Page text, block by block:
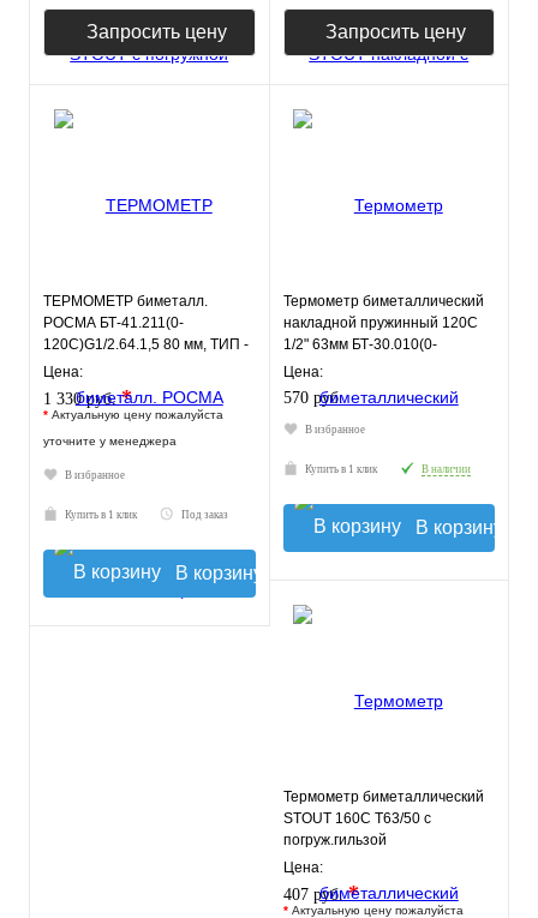
Запросить цену Запросить цену
ТЕРМОМЕТР биметалл.
РОСМА БТ-41.211(0-
120С)G1/2.64.1,5 80 мм, ТИП -
БТ-41 корпус - хромированная
Цена:
1 330 руб.*
* Актуальную цену пожалуйста
уточните у менеджера
В избранное
Купить в 1 клик Под заказ
В корзину
Термометр биметаллический
накладной пружинный 120С
1/2" 63мм БТ-30.010(0-
120С)2,5 РОСМА
Цена:
570 руб.
В избранное
Купить в 1 клик В наличии
В корзину
Термометр биметаллический
STOUT 160С Т63/50 с
погруж.гильзой
Цена:
407 руб.*
* Актуальную цену пожалуйста